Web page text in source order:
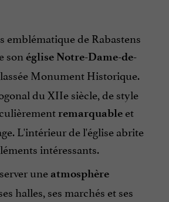
emblématique de Rabastens
son église Notre-Dame-de-
Monument Historique.
du XIIe siècle, de style
remarquable et
L'intérieur de l'église abrite
intéressants.
une atmosphère
halles, ses marchés et ses